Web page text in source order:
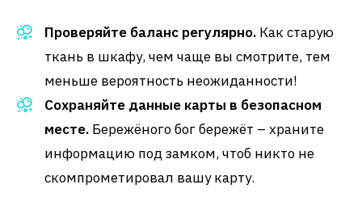
Проверяйте баланс регулярно. Как старую
ткань в шкафу, чем чаще вы смотрите, тем
меньше вероятность неожиданности!
Сохраняйте данные карты в безопасном
месте. Бережёного бог бережёт – храните
информацию под замком, чтоб никто не
скомпрометировал вашу карту.